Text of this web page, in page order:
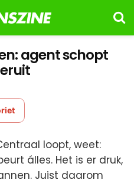
agent schopt
loopt, weet:
álles. Het is er druk,
Juist daarom